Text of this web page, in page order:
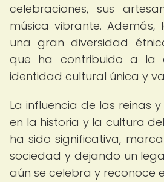
celebraciones, sus
música vibrante.
una gran diversidad
que ha contribuido a la
identidad cultural única y
La influencia de las reinas
en la historia y la cultura
ha sido significativa,
sociedad y dejando un
aún se celebra y reconoce